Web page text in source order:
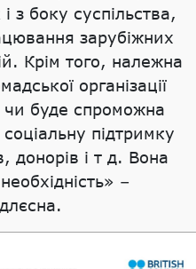
з боку суспільства,
зарубіжних
Крім того, належна
організації
чи буде спроможна
підтримку
донорів і т д. Вона
–